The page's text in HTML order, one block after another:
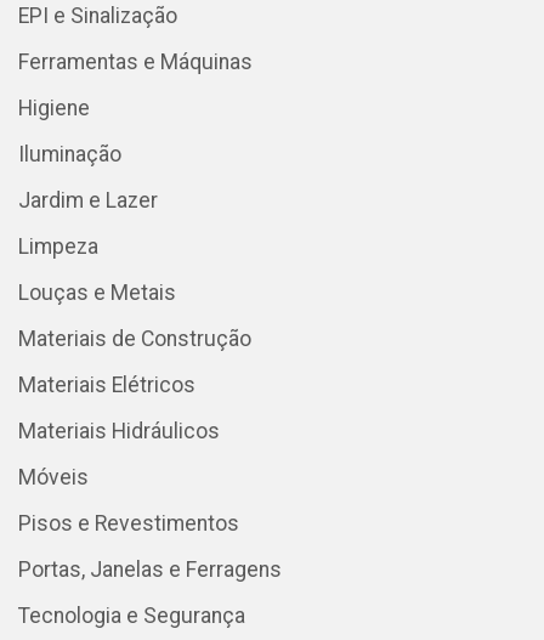
EPI e Sinalização
Ferramentas e Máquinas
Higiene
Iluminação
Jardim e Lazer
Limpeza
Louças e Metais
Materiais de Construção
Materiais Elétricos
Materiais Hidráulicos
Móveis
Pisos e Revestimentos
Portas, Janelas e Ferragens
Tecnologia e Segurança